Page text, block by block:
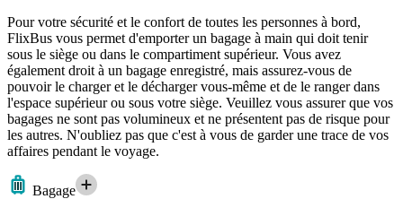
Pour votre sécurité et le confort de toutes les personnes à bord,
FlixBus vous permet d'emporter un bagage à main qui doit tenir
sous le siège ou dans le compartiment supérieur. Vous avez
également droit à un bagage enregistré, mais assurez-vous de
pouvoir le charger et le décharger vous-même et de le ranger dans
l'espace supérieur ou sous votre siège. Veuillez vous assurer que vos
bagages ne sont pas volumineux et ne présentent pas de risque pour
les autres. N'oubliez pas que c'est à vous de garder une trace de vos
affaires pendant le voyage.
Bagage